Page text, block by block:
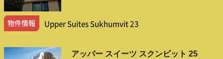
物件情報 Upper Suites Sukhumvit 23
アッパー スイーツ スクンビット 25